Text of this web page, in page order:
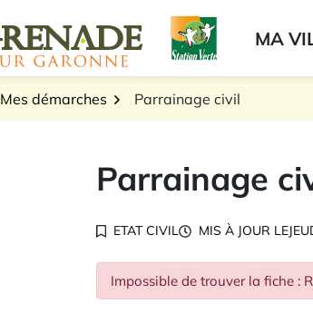
Logo Grenade sur GaronneMA
Mes démarches Parrainage civil
Parrainage
ETAT CIVIL MIS À JOUR LE
Impossible de trouver la fiche :